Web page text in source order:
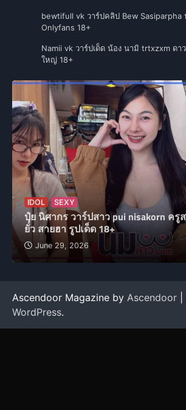
bewtifull vk วาร์ปคลิป Bew Sasiparpha
Onlyfans 18+
Namii vk วาร์ปเด็ด น้อง นามิ trtxzxm ดา
ใหญ่ 18+
IDOL SEXY
ปุ๋ย นิศากร วาร์ปสาว pui nisakorn ครู
ยั่ว สายฮา รูปเด็ด 18+
June 29, 2026
Ascendoor Magazine by Ascendoor
WordPress.